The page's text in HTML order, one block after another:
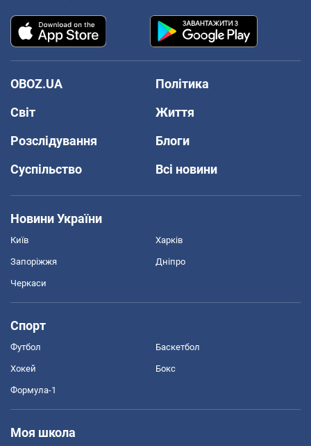
OBOZ.UA
Політика
Світ
Життя
Розслідування
Блоги
Суспільство
Всі новини
Новини України
Київ Харків
Запоріжжя Дніпро
Черкаси
Спорт
Футбол Баскетбол
Хокей Бокс
Формула-1
Моя школа